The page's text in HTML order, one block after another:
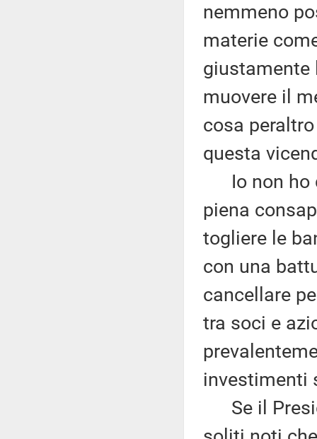
nemmeno
materie
giustamente
muovere il
cosa
questa
Io non ho
piena
togliere le
con una
cancellare
tra soci e
investimenti
Se il